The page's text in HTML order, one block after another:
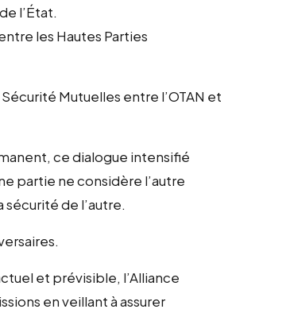
l’État.
les Hautes Parties
Mutuelles entre l’OTAN et
ce dialogue intensifié
partie ne considère l’autre
de l’autre.
et prévisible, l’Alliance
en veillant à assurer